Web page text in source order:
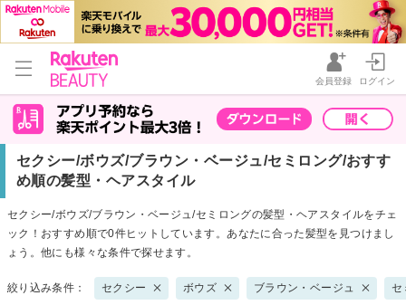
会員登録 ログイン
セクシー/ボウズ/ブラウン・ベージュ/セミロング/おすす
め順の髪型・ヘアスタイル
セクシー/ボウズ/ブラウン・ベージュ/セミロングの髪型・ヘアスタイルをチェ
ック！おすすめ順で0件ヒットしています。あなたに合った髪型を見つけまし
ょう。他にも様々な条件で探せます。
絞り込み条件： セクシー ボウズ ブラウン・ベージュ セ